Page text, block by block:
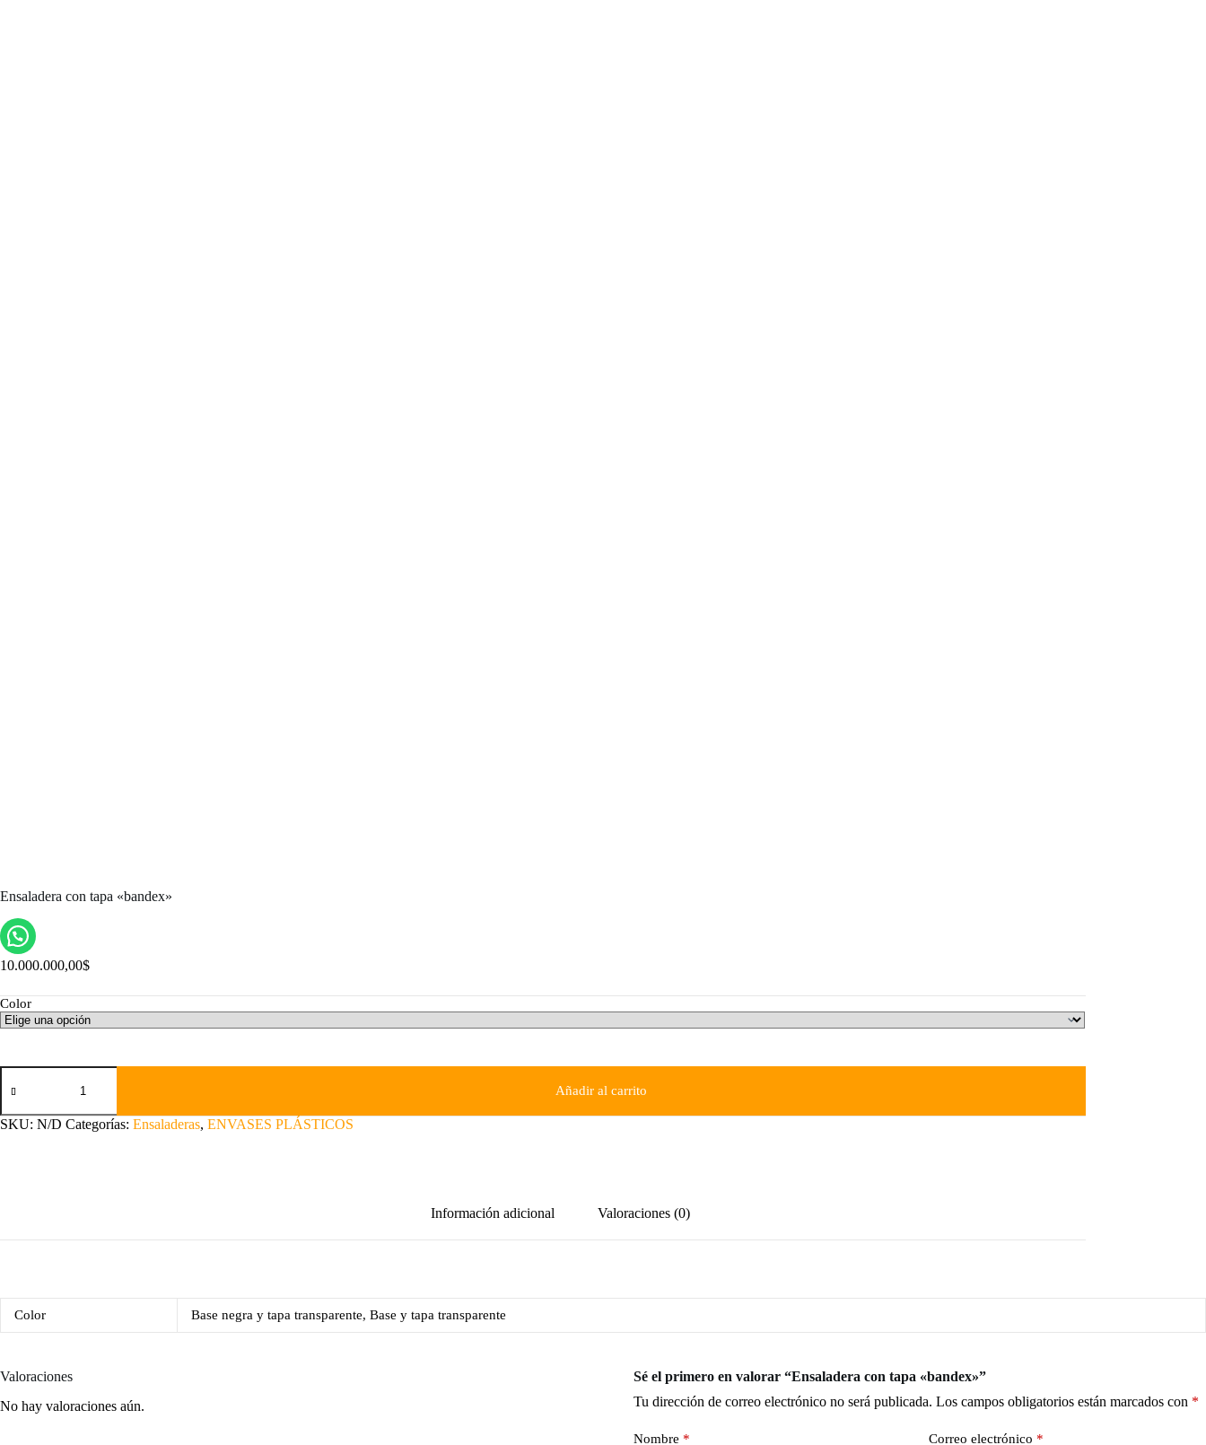
Ensaladera con tapa «bandex»
10.000.000,00$
Color
Ensaladera
con
"bandex"
cantidad
Añadir al carrito
SKU: N/D Categorías: Ensaladeras, ENVASES PLÁSTICOS
Información adicional Valoraciones (0)
Color Base negra y tapa transparente, Base y tapa transparente
Valoraciones
No hay valoraciones aún.
Sé el primero en valorar “Ensaladera con tapa «bandex»”
Tu dirección de correo electrónico no será publicada. Los campos obligatorios están marcados con *
Nombre * Correo electrónico *